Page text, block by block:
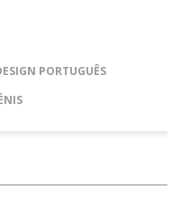
PORTUGUÊS